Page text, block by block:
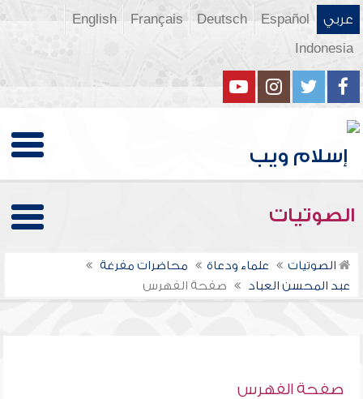
عربي Español
Deutsch
Français
English
Indonesia
الصوتيات
الصوتيات علماء ودعاة
محاضرات مفرغة
عبد المحسن العباد
صفحة الفهرس
صفحة الفهرس